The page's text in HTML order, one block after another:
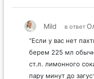
Mild в ответ
“Если у вас нет
берем 225 мл
ст.л. лимонного
пару минут до